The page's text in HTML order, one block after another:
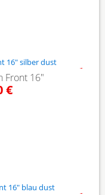
Front 16"
€